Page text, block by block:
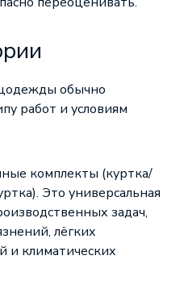
обычно
работ и условиям
комплекты (куртка/
Это универсальная
задач,
лёгких
и климатических